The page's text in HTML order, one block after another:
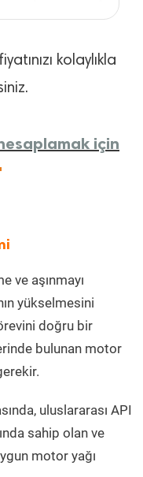
kolaylıkla
için
ve aşınmayı
yükselmesini
doğru bir
bulunan motor
uluslararası API
sahip olan ve
motor yağı